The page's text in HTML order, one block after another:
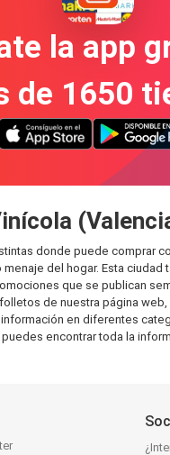
la app
de 1650
donde puede
del hogar. Esta
que se publican
de nuestra página
en diferentes
encontrar toda la